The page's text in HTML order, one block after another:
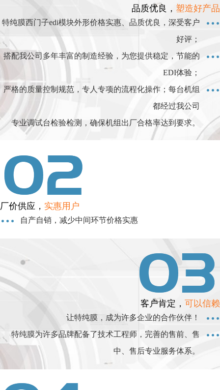
品质优良， 塑造好产品
特纯膜西门子edi模块外形价格实惠、品质优良，深受客户
好评；
搭配我公司多年丰富的制造经验，为您提供稳定，节能的
EDI体验；
严格的质量控制规范，专人专项的流程化操作；每台机组
都经过我公司
专业调试台检验检测，确保机组出厂合格率达到要求。
厂价供应， 实惠用户
自产自销，减少中间环节价格实惠
客户肯定， 可以信赖
让特纯膜，成为许多企业的合作伙伴！
特纯膜为许多品牌配备了技术工程师，完善的售前、售
中、售后专业服务体系。